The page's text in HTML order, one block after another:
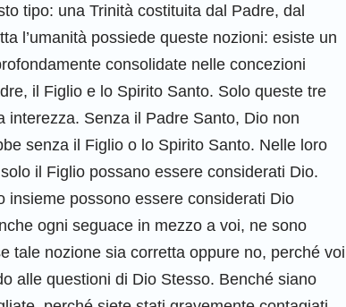
tipo: una Trinità costituita dal Padre, dal
l’umanità possiede queste nozioni: esiste un
consolidate nelle concezioni
il Figlio e lo Spirito Santo. Solo queste tre
Senza il Padre Santo, Dio non
senza il Figlio o lo Spirito Santo. Nelle loro
il Figlio possano essere considerati Dio.
insieme possono essere considerati Dio
ogni seguace in mezzo a voi, ne sono
tale nozione sia corretta oppure no, perché voi
alle questioni di Dio Stesso. Benché siano